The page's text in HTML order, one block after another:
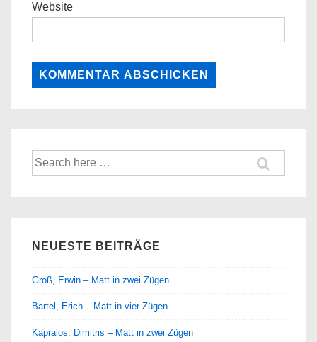
Website
Suche
nach:
NEUESTE BEITRÄGE
Groß, Erwin – Matt in zwei Zügen
Bartel, Erich – Matt in vier Zügen
Kapralos, Dimitris – Matt in zwei Zügen